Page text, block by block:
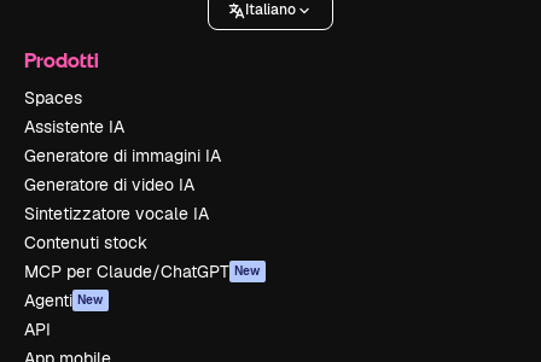
Italiano
Prodotti
Spaces
Assistente IA
Generatore di immagini IA
Generatore di video IA
Sintetizzatore vocale IA
Contenuti stock
MCP per Claude/ChatGPT New
Agenti New
API